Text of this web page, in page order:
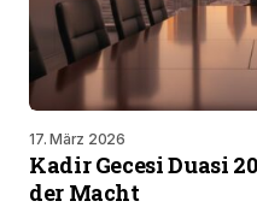
17. März 2026
Kadir Gecesi Duasi
der Macht